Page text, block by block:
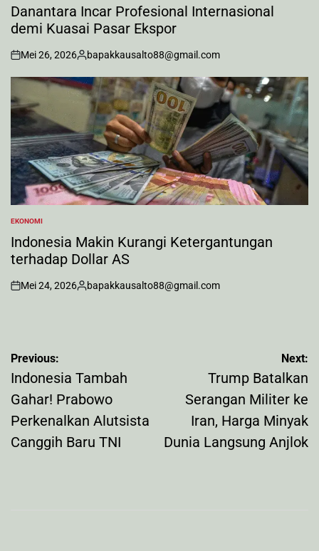
IN
Danantara Incar Profesional Internasional
demi Kuasai Pasar Ekspor
on
Mei 26, 2026
Posted
by
bapakkausalto88@gmail.com
POSTED
IN
EKONOMI
Indonesia Makin Kurangi Ketergantungan
terhadap Dollar AS
on
Mei 24, 2026
Posted
bapakkausalto88@gmail.com
Navigasi
pos
Previous:
Indonesia Tambah
Gahar! Prabowo
Perkenalkan Alutsista
Canggih Baru TNI
Next:
Trump Batalkan
Serangan Militer ke
Iran, Harga Minyak
Dunia Langsung Anjlok